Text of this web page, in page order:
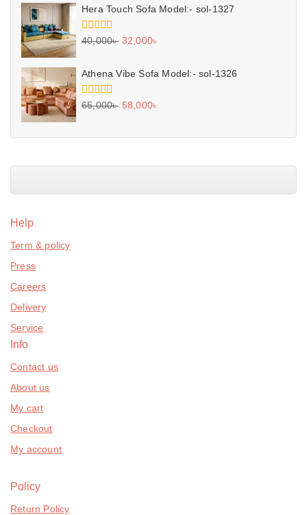
5
Hera Touch Sofa Model:- sol-1327
0
5
40,000৳ 32,000৳
Athena Vibe Sofa Model:- sol-1326
0
5
65,000৳ 58,000৳
Help
Term & policy
Press
Careers
Delivery
Service
Info
Contact us
About us
My cart
Checkout
My account
Policy
Return Policy